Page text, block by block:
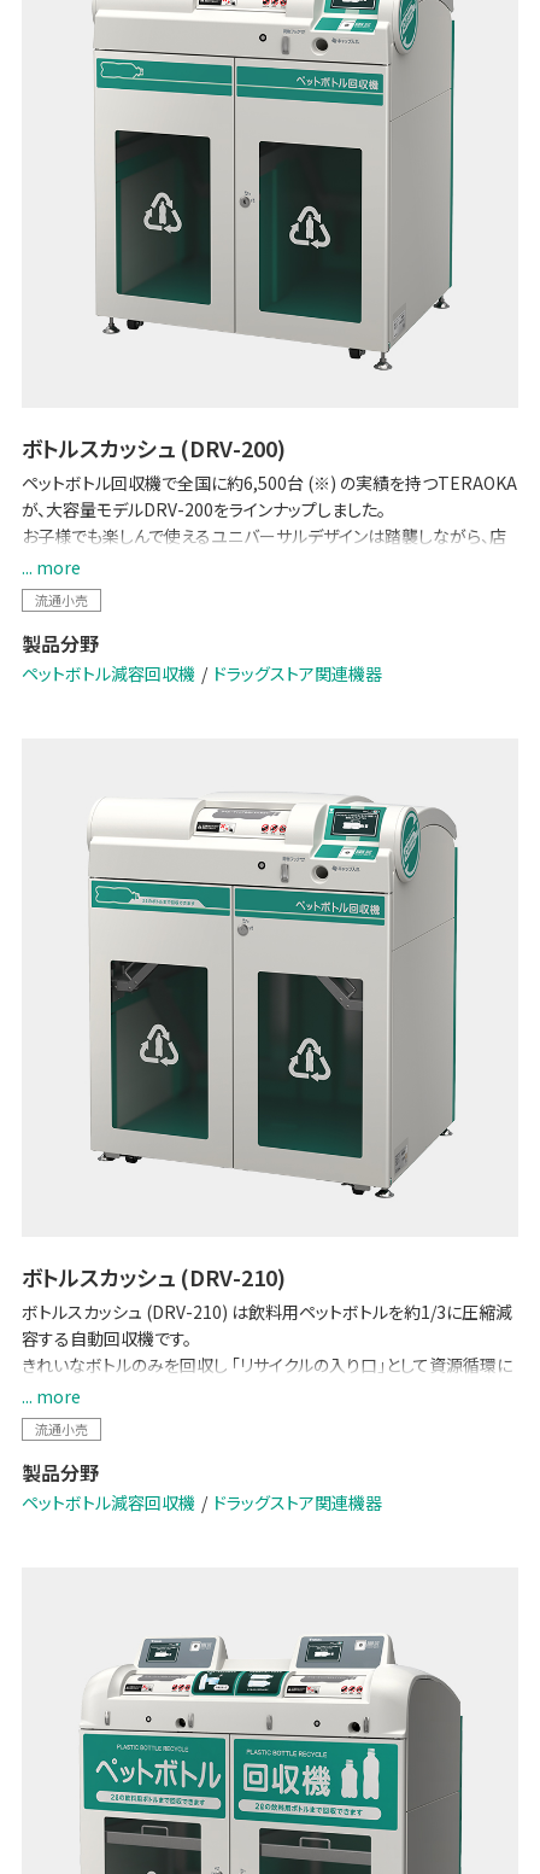
ボトルスカッシュ (DRV-200)
ペットボトル回収機で全国に約6,500台 (※) の実績を持つTERAOKA
が、大容量モデルDRV-200をラインナップしました。
お子様でも楽しんで使えるユニバーサルデザインは踏襲しながら、店
舗スタッフの作業性や消費者の利便性を追求しています。質の高いペ
ットボトル資源を回収可能。SDGs、脱プラスチックの流れが加速し、原
油価格も高騰する中で、注目が集まる「Bottle to Bottle (水平リサイ
クル) 」をはじめとした持続可能なリサイクルスキームの実現に貢献い
たします。
... more
流通小売
製品分野
ペットボトル減容回収機 ドラッグストア関連機器
ボトルスカッシュ (DRV-210)
ボトルスカッシュ (DRV-210) は飲料用ペットボトルを約1/3に圧縮減
容する自動回収機です。
きれいなボトルのみを回収し 「リサイクルの入り口」として資源循環に
貢献します。
大容量モデルであるDRV-210は、700本のボトルを一度に収容でき、
大量回収のニーズに応えます。
ブランドサイトはこちら
... more
流通小売
製品分野
ペットボトル減容回収機 ドラッグストア関連機器